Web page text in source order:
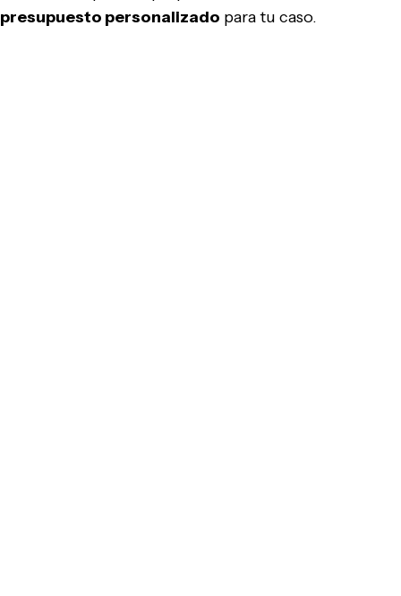
presupuesto personalizado para tu caso.